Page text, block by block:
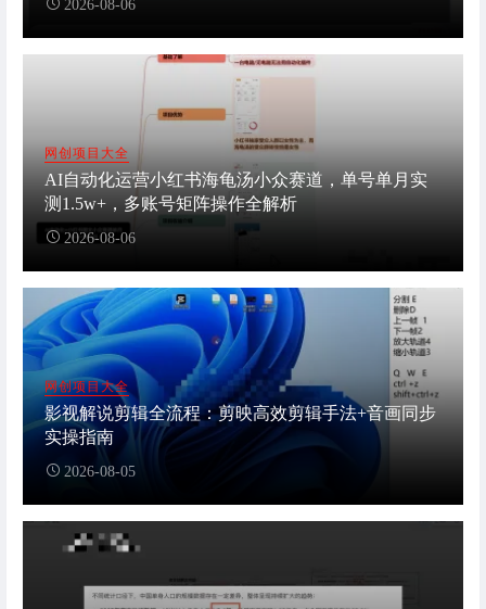
2026-08-06
网创项目大全
AI自动化运营小红书海龟汤小众赛道，单号单月实
测1.5w+，多账号矩阵操作全解析
2026-08-06
网创项目大全
影视解说剪辑全流程：剪映高效剪辑手法+音画同步
实操指南
2026-08-05